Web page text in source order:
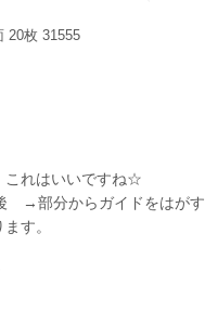
20枚 31555
これはいいですね☆
→部分からガイドをはが
す。